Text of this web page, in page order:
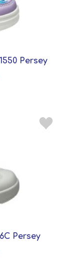
Persey
Persey